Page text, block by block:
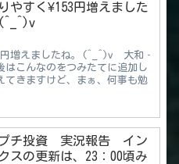
やすく¥153円増えました
増えましたね。(^_^)v 大和‐
こんなのをつみたてに追加し
てきますけど、まぁ、何事も勉
チ投資 実況報告 イン
スの更新は、23：00頃み